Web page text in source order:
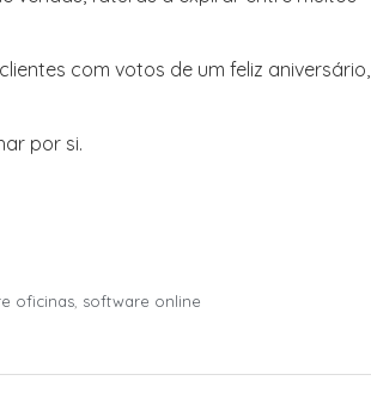
com votos de um feliz aniversário,
por si.
oficinas software online